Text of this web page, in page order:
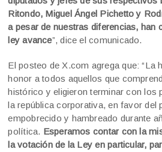
Ritondo, Miguel Ángel Pichetto y
a pesar de nuestras diferencias, han
ley avance”, dice el comunicado.
El posteo de X.com agrega que: “La
honor a todos aquellos que
histórico y eligieron terminar con los
la república corporativa, en favor del
empobrecido y hambreado durante
política. Esperamos contar con la
la votación de la Ley en particular,